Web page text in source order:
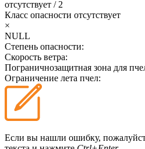
отсутствует /2
Класс опасности отсутствует
×
NULL
Степень опасности:
Скорость ветра:
Пограничнозащитная зона для
Ограничение лета пчел:
Если вы нашли ошибку,